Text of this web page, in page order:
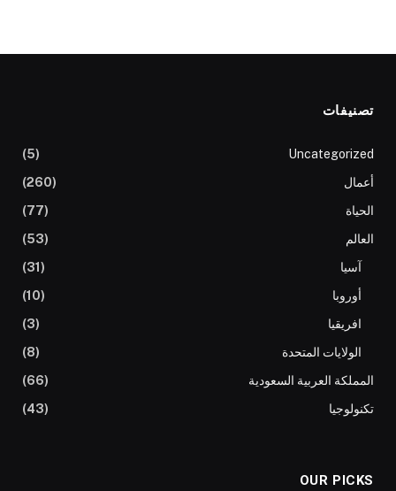
تصنيفات
Uncategorized
(5)
أعمال
(260)
الحياة
(77)
العالم
(53)
آسيا
(31)
أوروبا
(10)
افريقيا
(3)
الولايات المتحدة
(8)
المملكة العربية السعودية
(66)
تكنولوجيا
(43)
OUR PICKS